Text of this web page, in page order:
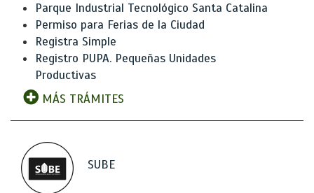
Parque Industrial Tecnológico Santa Catalina
Permiso para Ferias de la Ciudad
Registra Simple
Registro PUPA. Pequeñas Unidades
Productivas
MÁS TRÁMITES
SUBE